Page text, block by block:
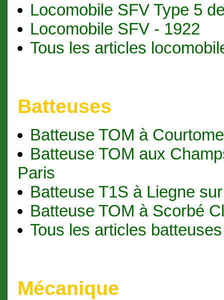
Locomobile SFV Type 5
Locomobile SFV - 1922
Tous les articles
Batteuses
Batteuse TOM à
Batteuse TOM aux
Paris
Batteuse T1S à Liegne
Batteuse TOM à Scorbé
Tous les articles batteuses
Mécanique